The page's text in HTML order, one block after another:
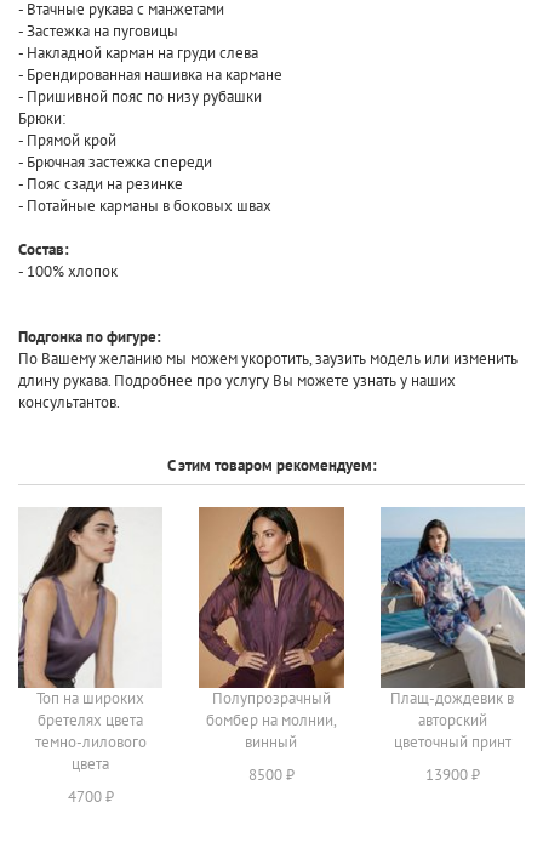
- Втачные рукава с манжетами
- Застежка на пуговицы
- Накладной карман на груди слева
- Брендированная нашивка на кармане
- Пришивной пояс по низу рубашки
Брюки:
- Прямой крой
- Брючная застежка спереди
- Пояс сзади на резинке
- Потайные карманы в боковых швах
Состав:
- 100% хлопок
Подгонка по фигуре:
По Вашему желанию мы можем укоротить, заузить модель или изменить
длину рукава. Подробнее про услугу Вы можете узнать у наших
консультантов.
С этим товаром рекомендуем:
Топ на широких
бретелях цвета
темно-лилового
цвета
4700 ₽
Полупрозрачный
бомбер на молнии,
винный
8500 ₽
Плащ-дождевик в
авторский
цветочный принт
13900 ₽